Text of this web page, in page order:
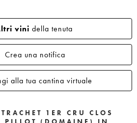
vini della tenuta
Crea una notifica
alla tua cantina virtuale
1ER CRU CLOS